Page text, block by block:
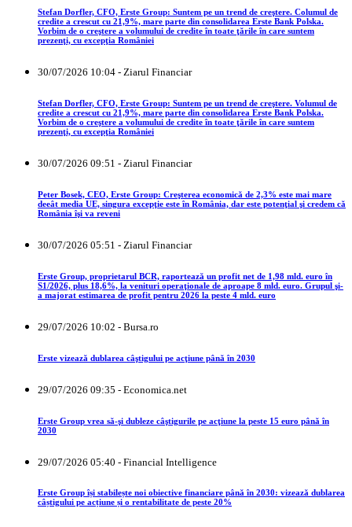
Stefan Dorfler, CFO, Erste Group: Suntem pe un trend de creştere. Columul de
credite a crescut cu 21,9%, mare parte din consolidarea Erste Bank Polska.
Vorbim de o creştere a volumului de credite în toate ţările în care suntem
prezenţi, cu excepţia României
30/07/2026 10:04 - Ziarul Financiar
Stefan Dorfler, CFO, Erste Group: Suntem pe un trend de creştere. Volumul de
credite a crescut cu 21,9%, mare parte din consolidarea Erste Bank Polska.
Vorbim de o creştere a volumului de credite în toate ţările în care suntem
prezenţi, cu excepţia României
30/07/2026 09:51 - Ziarul Financiar
Peter Bosek, CEO, Erste Group: Creşterea economică de 2,3% este mai mare
deeât media UE, singura excepţie este în România, dar este potenţial şi credem că
România îşi va reveni
30/07/2026 05:51 - Ziarul Financiar
Erste Group, proprietarul BCR, raportează un profit net de 1,98 mld. euro în
S1/2026, plus 18,6%, la venituri operaţionale de aproape 8 mld. euro. Grupul şi-
a majorat estimarea de profit pentru 2026 la peste 4 mld. euro
29/07/2026 10:02 - Bursa.ro
Erste vizează dublarea câştigului pe acţiune până în 2030
29/07/2026 09:35 - Economica.net
Erste Group vrea să-şi dubleze câştigurile pe acţiune la peste 15 euro până în
2030
29/07/2026 05:40 - Financial Intelligence
Erste Group își stabilește noi obiective financiare până în 2030: vizează dublarea
câștigului pe acțiune și o rentabilitate de peste 20%